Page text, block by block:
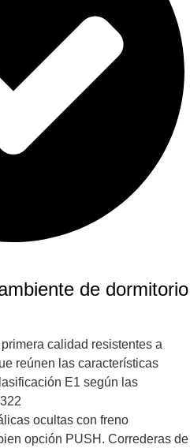
de dormitorio
calidad resistentes a
reúnen las características
E1 según las
ocultas con freno
opción PUSH. Correderas de